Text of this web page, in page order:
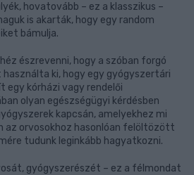
hovatovább – ez a klasszikus –
is akarták, hogy egy random
bámulja.
észrevenni, hogy a szóban forgó
ki, hogy egy gyógyszertári
egy kórházi vagy rendelői
olyan egészségügyi kérdésben
kapcsán, amelyekhez mi
az orvosokhoz hasonlóan felöltözött
tudunk leginkább hagyatkozni.
gyógyszerészét – ez a félmondat